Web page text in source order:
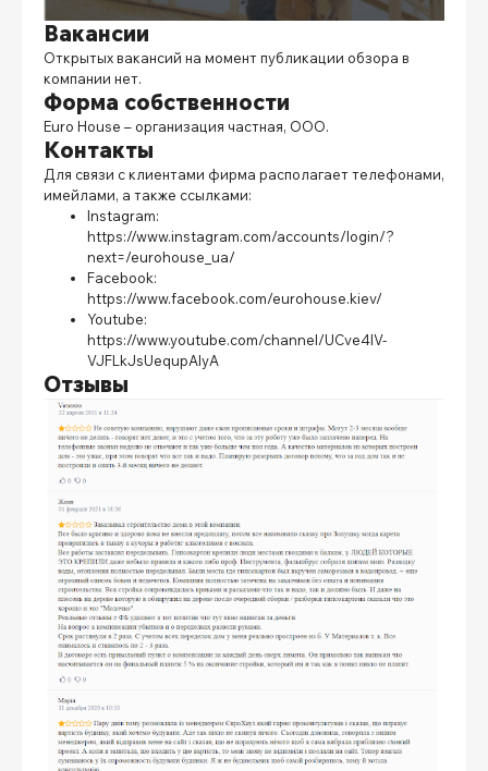
Вакансии
Открытых вакансий на момент публикации обзора в
компании нет.
Форма собственности
Euro House – организация частная, ООО.
Контакты
Для связи с клиентами фирма располагает телефонами,
имейлами, а также ссылками:
Instagram:
https://www.instagram.com/accounts/login/?
next=/eurohouse_ua/
Facebook:
https://www.facebook.com/eurohouse.kiev/
Youtube:
https://www.youtube.com/channel/UCve4IV-
VJFLkJsUequpAlyA
Отзывы